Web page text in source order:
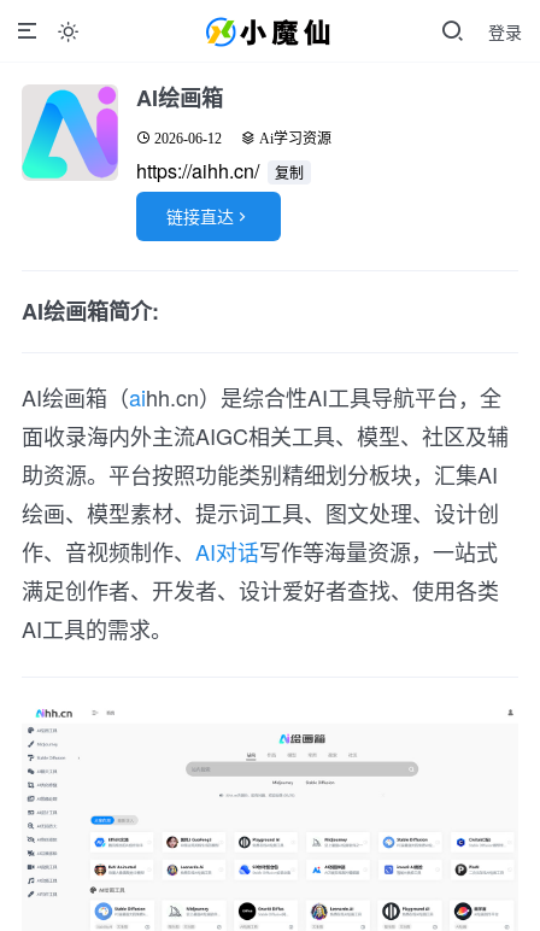
登录

AI绘画箱
2026-06-12 Ai学习资源
https://aihh.cn/ 复制
链接直达 
AI绘画箱简介:
AI绘画箱（aihh.cn）是综合性AI工具导航平台，全
面收录海内外主流AIGC相关工具、模型、社区及辅
助资源。平台按照功能类别精细划分板块，汇集AI
绘画、模型素材、提示词工具、图文处理、设计创
作、音视频制作、 AI对话写作等海量资源，一站式
满足创作者、开发者、设计爱好者查找、使用各类
AI工具的需求。